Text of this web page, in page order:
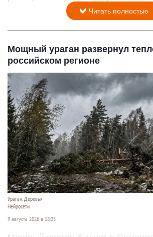
Читать полностью
Мощный ураган развернул
российском регионе
Ураган. Деревья
Нейросети
9 августа 2026 в 18:35